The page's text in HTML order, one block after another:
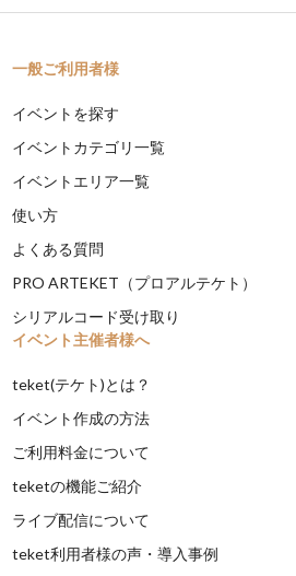
一般ご利用者様
イベントを探す
イベントカテゴリ一覧
イベントエリア一覧
使い方
よくある質問
PRO ARTEKET（プロアルテケト）
シリアルコード受け取り
イベント主催者様へ
teket(テケト)とは？
イベント作成の方法
ご利用料金について
teketの機能ご紹介
ライブ配信について
teket利用者様の声・導入事例